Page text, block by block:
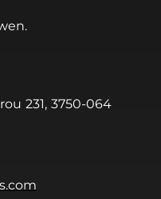
231, 3750-064